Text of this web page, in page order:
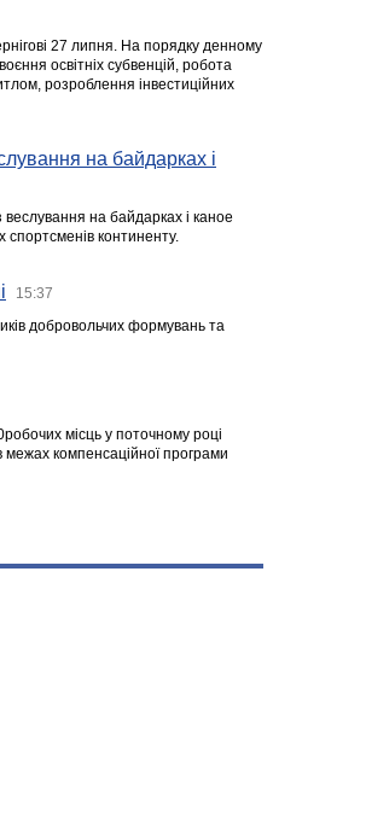
27 липня. На порядку денному
освітніх субвенцій, робота
розроблення інвестиційних
на байдарках і
на байдарках і каное
спортсменів континенту.
15:37
добровольчих формувань та
місць у поточному році
компенсаційної програми